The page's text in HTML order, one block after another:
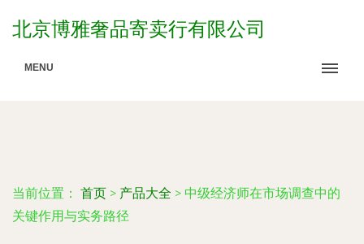
北京博雅奢品寄卖行有限公司
MENU
当前位置： 首页 > 产品大全 > 中级经济师在市场调查中的
关键作用与实务路径